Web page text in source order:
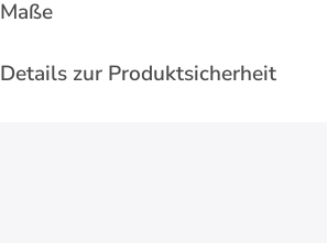
Maße
Details zur Produktsicherheit